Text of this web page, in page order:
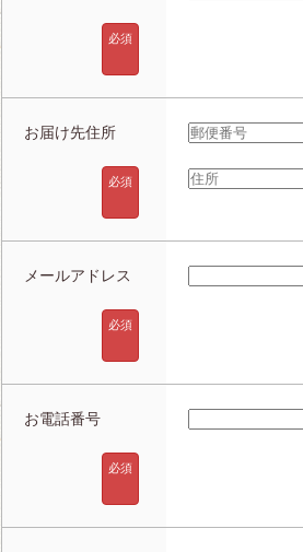
必須
お届け先住所
必須
メールアドレス
必須
お電話番号
必須